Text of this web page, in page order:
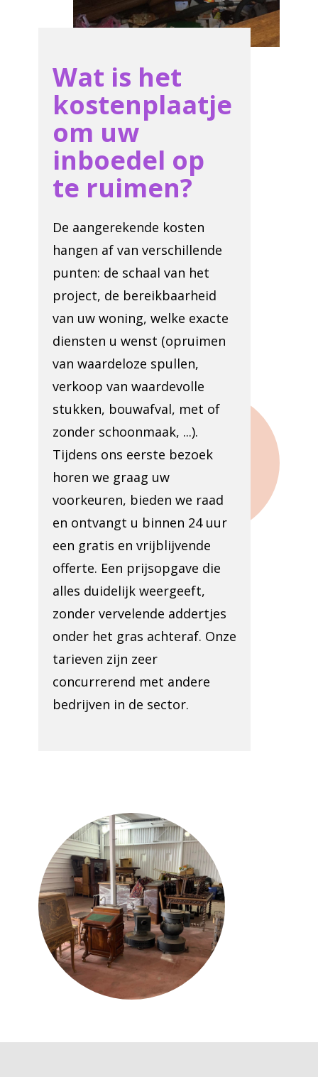
Wat is het
kostenplaatje
om uw
inboedel op
te ruimen?
De aangerekende kosten
hangen af van verschillende
punten: de schaal van het
project, de bereikbaarheid
van uw woning, welke exacte
diensten u wenst (opruimen
van waardeloze spullen,
verkoop van waardevolle
stukken, bouwafval, met of
zonder schoonmaak, ...).
Tijdens ons eerste bezoek
horen we graag uw
voorkeuren, bieden we raad
en ontvangt u binnen 24 uur
een gratis en vrijblijvende
offerte. Een prijsopgave die
alles duidelijk weergeeft,
zonder vervelende addertjes
onder het gras achteraf. Onze
tarieven zijn zeer
concurrerend met andere
bedrijven in de sector.